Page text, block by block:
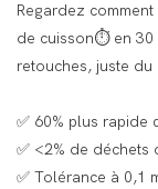
Regardez
de cuisson⏱️ en 30
retouches, juste du
✅ 60% plus rapide
✅ <2% de déchets
✅ Tolérance à 0,1